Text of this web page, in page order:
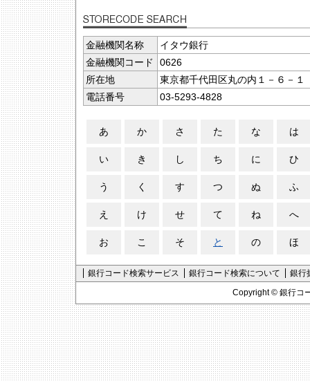
金融機関名称
イタウ銀行
金融機関コード
0626
所在地
東京都千代田区丸の内１－６－１
電話番号
03-5293-4828
あ か さ た な は
い き し ち に ひ
う く す つ ぬ ふ
え け せ て ね へ
お こ そ と の ほ
銀行コード検索サービス 銀行コード検索について
銀行
Copyright © 銀行コ